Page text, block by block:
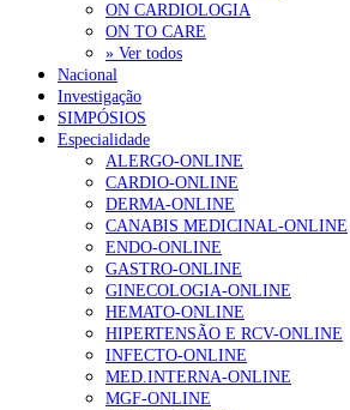
ON CARDIOLOGIA
ON TO CARE
» Ver todos
Nacional
Investigação
SIMPÓSIOS
Especialidade
ALERGO-ONLINE
CARDIO-ONLINE
DERMA-ONLINE
CANABIS MEDICINAL-ONLINE
ENDO-ONLINE
GASTRO-ONLINE
GINECOLOGIA-ONLINE
HEMATO-ONLINE
HIPERTENSÃO E RCV-ONLINE
INFECTO-ONLINE
MED.INTERNA-ONLINE
MGF-ONLINE